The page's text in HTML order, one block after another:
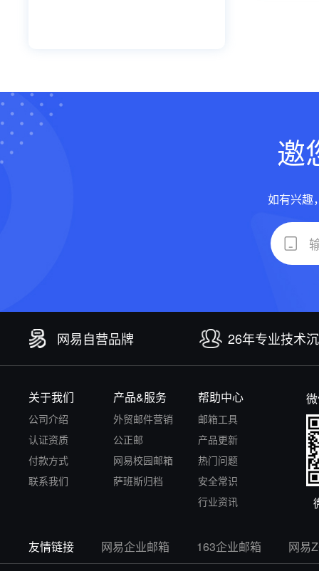
邀
如有兴趣
网易自营品牌 26年专业技术
关于我们
公司介绍
认证资质
付款方式
联系我们
产品&服务
外贸邮件营销
公正邮
网易校园邮箱
萨班斯归档
帮助中心
邮箱工具
产品更新
热门问题
安全常识
行业资讯
友情链接 网易企业邮箱 163企业邮箱 网易